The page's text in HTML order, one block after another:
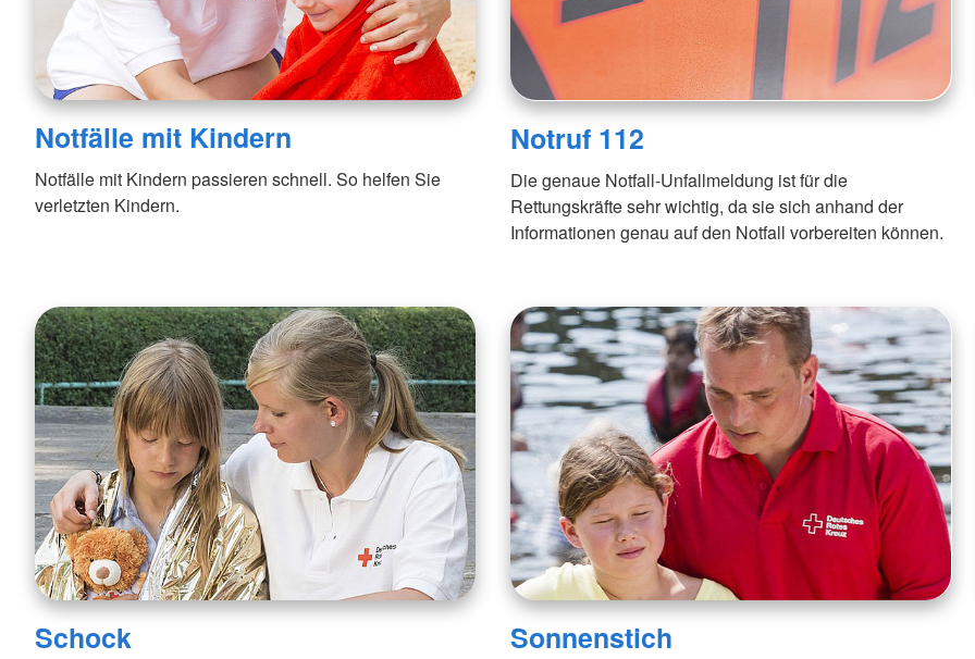
Notfälle mit Kindern
Notfälle mit Kindern passieren schnell. So helfen Sie
verletzten Kindern.
Notruf 112
Die genaue Notfall-Unfallmeldung ist für die
Rettungskräfte sehr wichtig, da sie sich anhand der
Informationen genau auf den Notfall vorbereiten können.
Schock Sonnenstich